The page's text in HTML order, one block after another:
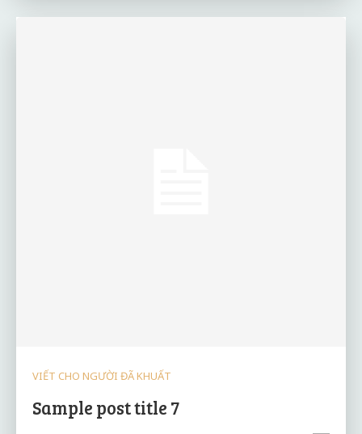
VIẾT CHO NGƯỜI ĐÃ KHUẤT
Sample post title 7